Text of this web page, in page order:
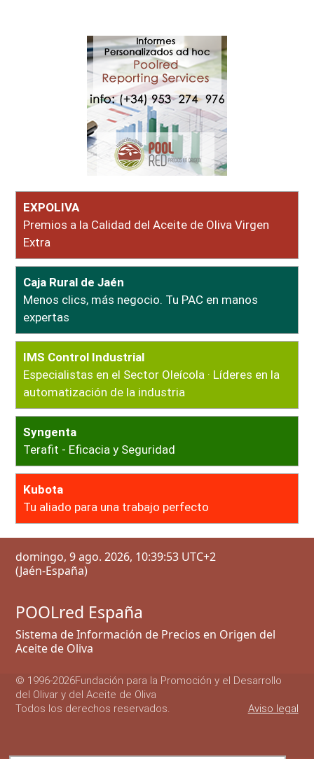
EXPOLIVA
Premios a la Calidad del Aceite de Oliva Virgen
Extra
Caja Rural de Jaén
Menos clics, más negocio. Tu PAC en manos
expertas
IMS Control Industrial
Especialistas en el Sector Oleícola · Líderes en la
automatización de la industria
Syngenta
Terafit - Eficacia y Seguridad
Kubota
Tu aliado para una trabajo perfecto
domingo, 9 ago. 2026, 10:39:53 UTC+2
(Jaén-España)
POOLred España
Sistema de Información de Precios en Origen del
Aceite de Oliva
© 1996-2026Fundación para la Promoción y el Desarrollo
del Olivar y del Aceite de Oliva
Todos los derechos reservados.
Aviso legal